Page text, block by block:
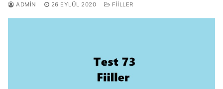
ADMIN 26 EYLÜL 2020 FIILLER